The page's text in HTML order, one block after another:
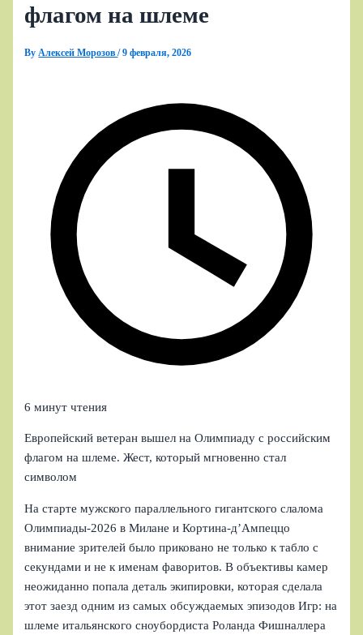
флагом на шлеме
By Алексей Морозов/9 февраля, 2026
6 минут чтения
Европейский ветеран вышел на Олимпиаду с российским
флагом на шлеме. Жест, который мгновенно стал
символом
На старте мужского параллельного гигантского слалома
Олимпиады‑2026 в Милане и Кортина-д’Ампеццо
внимание зрителей было приковано не только к табло с
секундами и не к именам фаворитов. В объективы камер
неожиданно попала деталь экипировки, которая сделала
этот заезд одним из самых обсуждаемых эпизодов Игр: на
шлеме итальянского сноубордиста Роланда Фишналлера